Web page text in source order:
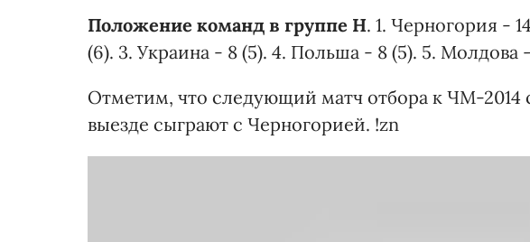
Положение команд в группе Н. 1. Черногория -
(6). 3. Украина - 8 (5). 4. Польша - 8 (5). 5.
Отметим, что следующий матч отбора к ЧМ-2014
выезде сыграют с Черногорией. !zn